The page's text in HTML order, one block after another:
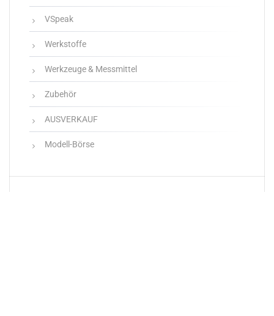
VSpeak
Werkstoffe
Werkzeuge & Messmittel
Zubehör
AUSVERKAUF
Modell-Börse